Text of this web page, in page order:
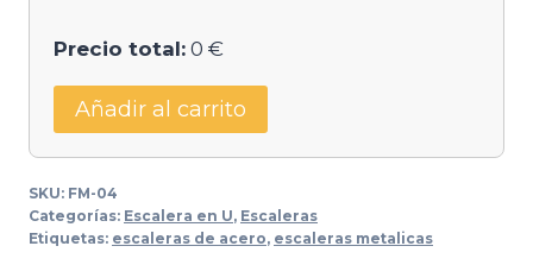
Precio total: 0 €
Añadir al carrito
SKU: FM-04
Categorías: Escalera en U, Escaleras
Etiquetas: escaleras de acero, escaleras metalicas